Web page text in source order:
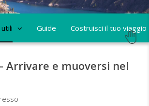
Guide Costruisci il tuo viaggio
Arrivare e muoversi nel